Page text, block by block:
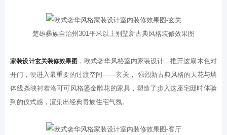
楚雄彝族自治州301平米以上别墅新古典风格装修效果图
家装设计玄关装修效果图 ，欧式奢华风格室内家装设计，推开这扇木色对
开门，便进入最重要的过渡空间——玄关， 强烈新古典风格的天花与墙
体线条映衬着洛可可风格鎏金雕花的家具，塑造了步入这座宅邸时体验
到的仪式感，渲染出经典贵族住宅气氛。